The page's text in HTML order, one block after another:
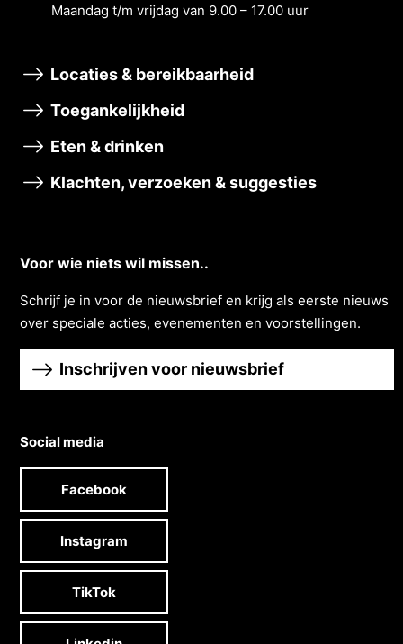
Maandag t/m vrĳdag van 9.00 – 17.00 uur
Locaties & bereikbaarheid
Toegankelijkheid
Eten & drinken
Klachten, verzoeken & suggesties
Voor wie niets wil missen..
Schrĳf je in voor de nieuwsbrief en krĳg als eerste nieuws
over speciale acties, evenementen en voorstellingen.
Inschrijven voor nieuwsbrief
Social media
Facebook
Instagram
TikTok